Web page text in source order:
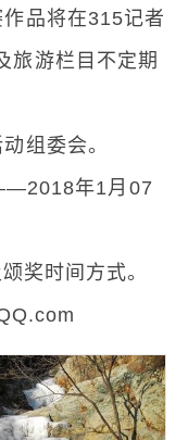
品将在315记者
旅游栏目不定期
组委会。
年1月07
奖时间方式。